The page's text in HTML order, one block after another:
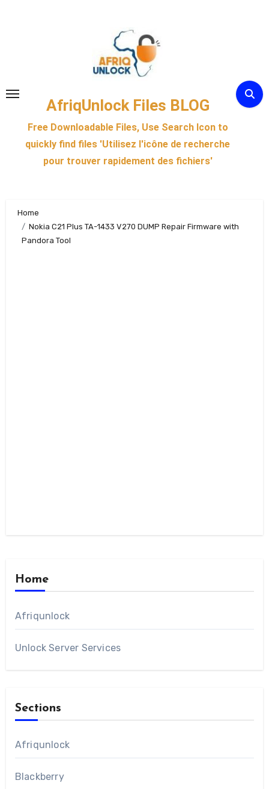
AfriqUnlock Files BLOG
Free Downloadable Files, Use Search Icon to
quickly find files 'Utilisez l'icône de recherche
pour trouver rapidement des fichiers'
Home
Nokia C21 Plus TA-1433 V270 DUMP Repair Firmware with
Pandora Tool
Home
Afriqunlock
Unlock Server Services
Sections
Afriqunlock
Blackberry